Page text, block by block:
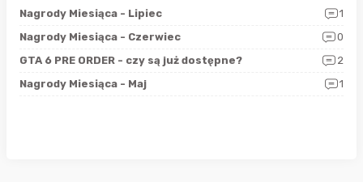
Nagrody Miesiąca - Lipiec
1
Nagrody Miesiąca - Czerwiec
0
GTA 6 PRE ORDER - czy są już dostępne?
2
Nagrody Miesiąca - Maj
1